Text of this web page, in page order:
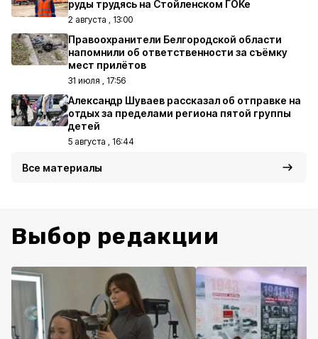
руды трудясь на Стойленском ГОКе
2 августа , 13:00
Правоохранители Белгородской области
напомнили об ответственности за съёмку
мест прилётов
31 июля , 17:56
Александр Шуваев рассказал об отправке на
отдых за пределами региона пятой группы
детей
5 августа , 16:44
Все материалы
Выбор редакции